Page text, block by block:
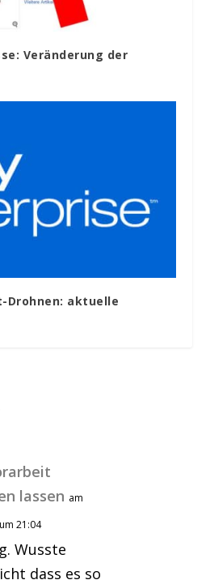
Veränderung der
Drohnen: aktuelle
lassen am
21:04
Wusste
dass es so